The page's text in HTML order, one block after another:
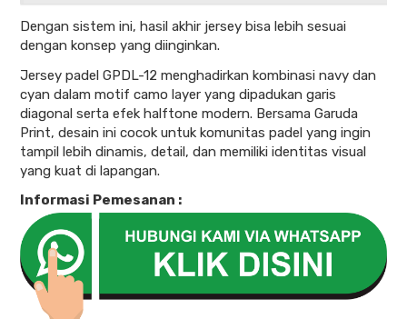
Dengan sistem ini, hasil akhir jersey bisa lebih sesuai
dengan konsep yang diinginkan.
Jersey padel GPDL-12 menghadirkan kombinasi navy dan
cyan dalam motif camo layer yang dipadukan garis
diagonal serta efek halftone modern. Bersama Garuda
Print, desain ini cocok untuk komunitas padel yang ingin
tampil lebih dinamis, detail, dan memiliki identitas visual
yang kuat di lapangan.
Informasi Pemesanan :